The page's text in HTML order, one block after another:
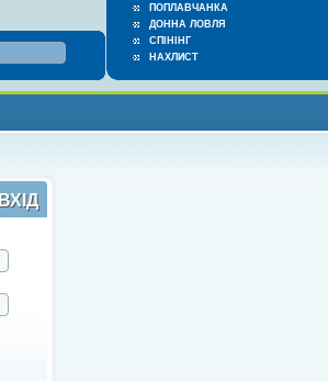
ПОПЛАВЧАНКА
ДОННА ЛОВЛЯ
СПІНІНГ
НАХЛИСТ
ВХІД